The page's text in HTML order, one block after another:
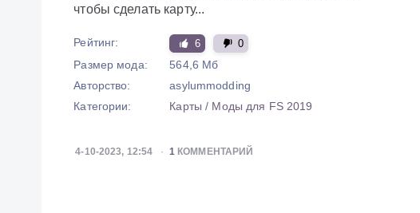
чтобы сделать карту...
Рейтинг: 6 0
Размер мода:
564,6 Мб
Авторство:
asylummodding
Категории:
Карты / Моды для FS 2019
4-10-2023, 12:54 1КОММЕНТАРИЙ